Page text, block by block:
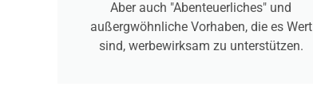
Aber auch "Abenteuerliches" und
außergwöhnliche Vorhaben, die es Wert
sind, werbewirksam zu unterstützen.